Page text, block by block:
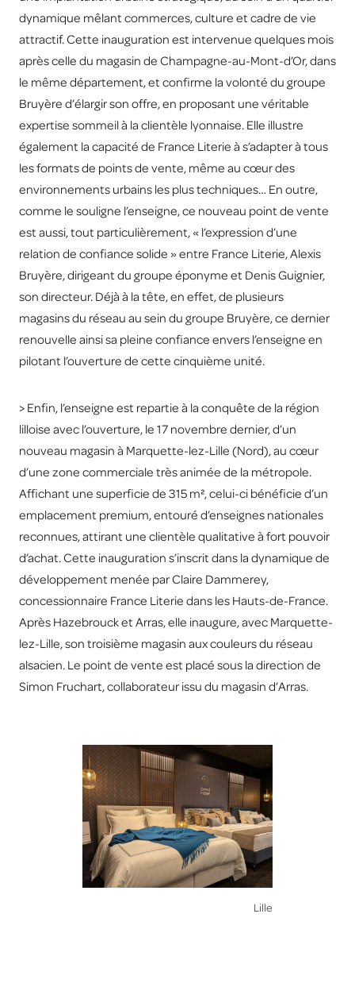
dynamique mêlant commerces, culture et cadre de vie
attractif. Cette inauguration est intervenue quelques mois
après celle du magasin de Champagne-au-Mont-d’Or, dans
le même département, et confirme la volonté du groupe
Bruyère d’élargir son offre, en proposant une véritable
expertise sommeil à la clientèle lyonnaise. Elle illustre
également la capacité de France Literie à s’adapter à tous
les formats de points de vente, même au cœur des
environnements urbains les plus techniques… En outre,
comme le souligne l’enseigne, ce nouveau point de vente
est aussi, tout particulièrement, « l’expression d’une
relation de confiance solide » entre France Literie, Alexis
Bruyère, dirigeant du groupe éponyme et Denis Guignier,
son directeur. Déjà à la tête, en effet, de plusieurs
magasins du réseau au sein du groupe Bruyère, ce dernier
renouvelle ainsi sa pleine confiance envers l’enseigne en
pilotant l’ouverture de cette cinquième unité.
> Enfin, l’enseigne est repartie à la conquête de la région
lilloise avec l’ouverture, le 17 novembre dernier, d’un
nouveau magasin à Marquette-lez-Lille (Nord), au cœur
d’une zone commerciale très animée de la métropole.
Affichant une superficie de 315 m², celui-ci bénéficie d’un
emplacement premium, entouré d’enseignes nationales
reconnues, attirant une clientèle qualitative à fort pouvoir
d’achat. Cette inauguration s’inscrit dans la dynamique de
développement menée par Claire Dammerey,
concessionnaire France Literie dans les Hauts-de-France.
Après Hazebrouck et Arras, elle inaugure, avec Marquette-
lez-Lille, son troisième magasin aux couleurs du réseau
alsacien. Le point de vente est placé sous la direction de
Simon Fruchart, collaborateur issu du magasin d’Arras.
Lille